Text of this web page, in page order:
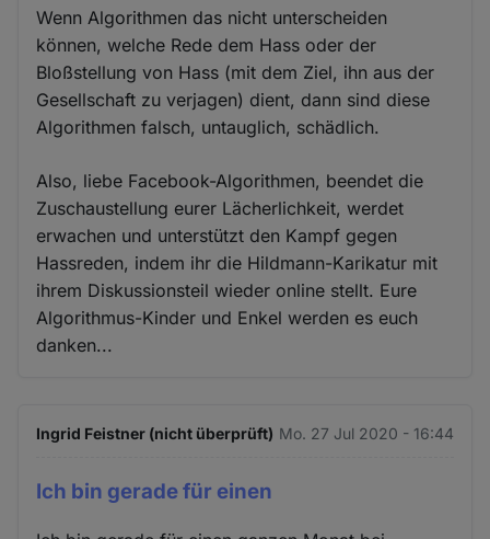
Wenn Algorithmen das nicht unterscheiden
können, welche Rede dem Hass oder der
Bloßstellung von Hass (mit dem Ziel, ihn aus der
Gesellschaft zu verjagen) dient, dann sind diese
Algorithmen falsch, untauglich, schädlich.
Also, liebe Facebook-Algorithmen, beendet die
Zuschaustellung eurer Lächerlichkeit, werdet
erwachen und unterstützt den Kampf gegen
Hassreden, indem ihr die Hildmann-Karikatur mit
ihrem Diskussionsteil wieder online stellt. Eure
Algorithmus-Kinder und Enkel werden es euch
danken...
Ingrid Feistner (nicht überprüft) Mo. 27 Jul 2020 - 16:44
Ich bin gerade für einen